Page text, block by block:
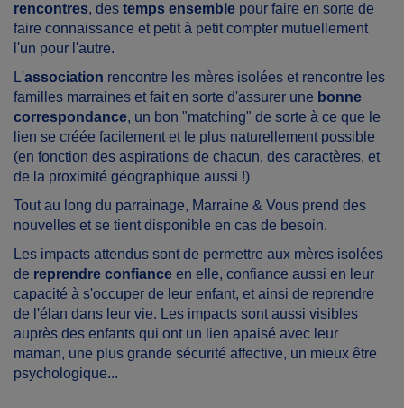
rencontres, des temps ensemble pour faire en sorte de
faire connaissance et petit à petit compter mutuellement
l'un pour l'autre.
L'association rencontre les mères isolées et rencontre les
familles marraines et fait en sorte d'assurer une bonne
correspondance, un bon "matching" de sorte à ce que le
lien se créée facilement et le plus naturellement possible
(en fonction des aspirations de chacun, des caractères, et
de la proximité géographique aussi !)
Tout au long du parrainage, Marraine & Vous prend des
nouvelles et se tient disponible en cas de besoin.
Les impacts attendus sont de permettre aux mères isolées
de reprendre confiance en elle, confiance aussi en leur
capacité à s'occuper de leur enfant, et ainsi de reprendre
de l'élan dans leur vie. Les impacts sont aussi visibles
auprès des enfants qui ont un lien apaisé avec leur
maman, une plus grande sécurité affective, un mieux être
psychologique...